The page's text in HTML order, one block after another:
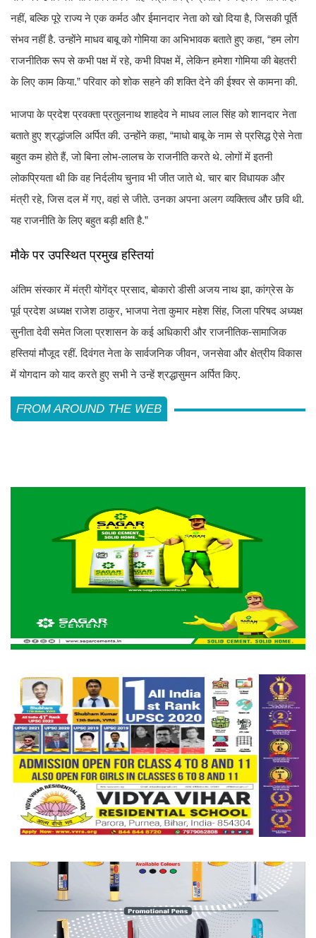
नहीं, बल्कि पूरे राज्य ने एक कर्मठ और ईमानदार नेता को खो दिया है, जिसकी पूर्ति
संभव नहीं है. उन्होंने माधव बाबू को गोमिया का अभिभावक बताते हुए कहा, “हम लोग
राजनीतिक रूप से कभी पक्ष में रहे, कभी विपक्ष में, लेकिन हमेशा गोमिया की बेहतरी
के लिए काम किया.” परिवार को शोक सहने की शक्ति देने की ईश्वर से कामना की.
भाजपा के प्रदेश प्रवक्ता प्रतुलनाथ शाहदेव ने माधव लाल सिंह को शानदार नेता
बताते हुए श्रद्धांजलि अर्पित की. उन्होंने कहा, “माधो बाबू के नाम से प्रसिद्ध ऐसे नेता
बहुत कम होते हैं, जो बिना लोभ-लालच के राजनीति करते थे. लोगों में इतनी
लोकप्रियता थी कि वह निर्दलीय चुनाव भी जीत जाते थे. चार बार विधायक और
मंत्री रहे, जिस दल में गए, वहां से जीते. उनका अपना अलग व्यक्तित्व और छवि थी.
यह राजनीति के लिए बहुत बड़ी क्षति है.”
मौके पर उपस्थित प्रमुख हस्तियां
अंतिम संस्कार में मंत्री योगेंद्र प्रसाद, बोकारो डीसी अजय नाथ झा, कांग्रेस के
पूर्व प्रदेश अध्यक्ष राजेश ठाकुर, भाजपा नेता कुमार महेश सिंह, जिला परिषद अध्यक्ष
सुनीता देवी समेत जिला प्रशासन के कई अधिकारी और राजनीतिक-सामाजिक
हस्तियां मौजूद रहीं. दिवंगत नेता के सार्वजनिक जीवन, जनसेवा और क्षेत्रीय विकास
में योगदान को याद करते हुए सभी ने उन्हें श्रद्धासुमन अर्पित किए.
FROM AROUND THE WEB